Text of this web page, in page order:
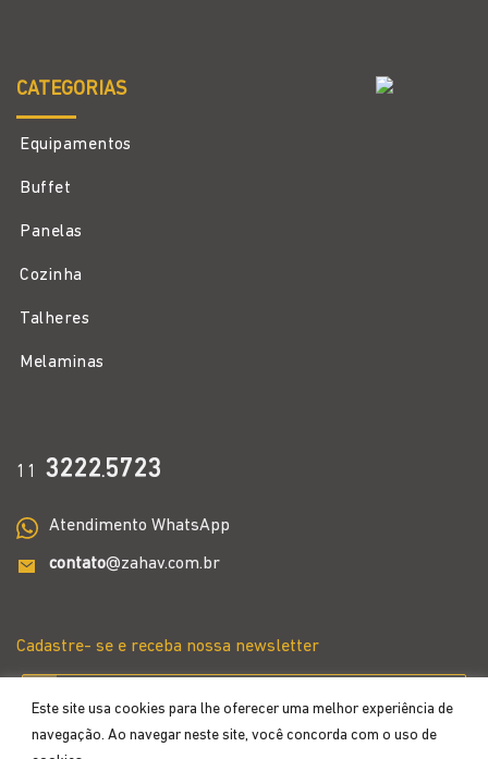
Este site usa cookies para lhe oferecer uma melhor experiência de
navegação. Ao navegar neste site, você concorda com o uso de
CATEGORIAS
Equipamentos
Buffet
Panelas
Cozinha
Talheres
Melaminas
11 3222.5723
Atendimento WhatsApp
contato@zahav.com.br
Cadastre- se e receba nossa newsletter